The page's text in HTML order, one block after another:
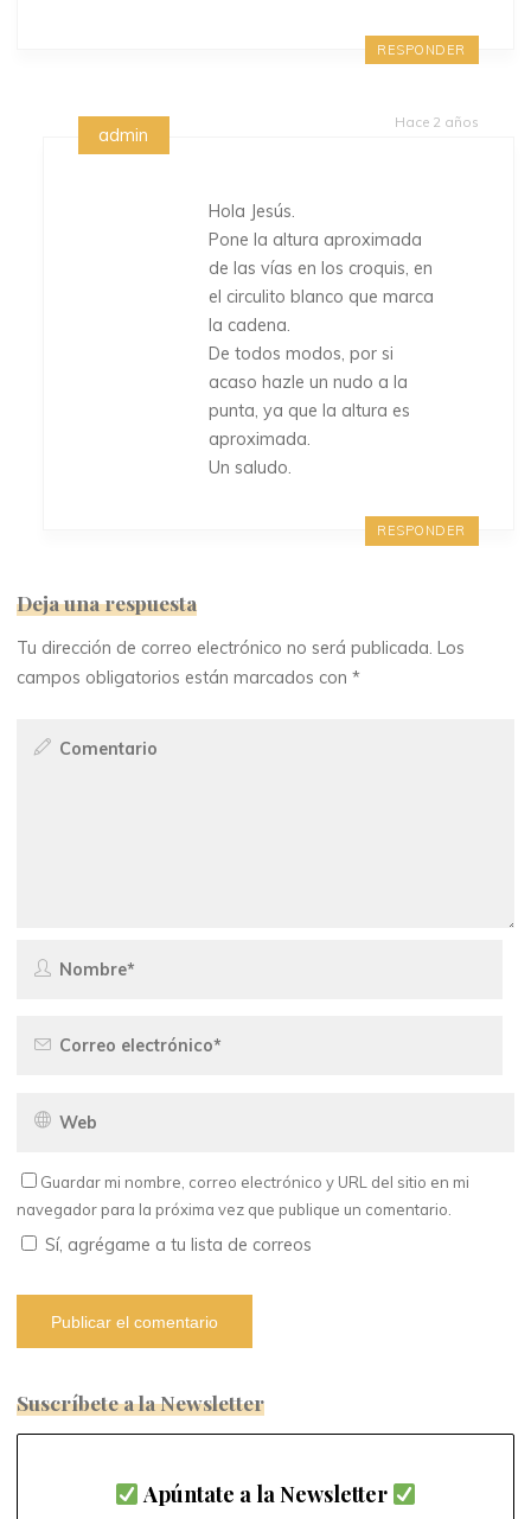
RESPONDER
Hace 2 años
admin
Hola Jesús.
Pone la altura aproximada
de las vías en los croquis, en
el circulito blanco que marca
la cadena.
De todos modos, por si
acaso hazle un nudo a la
punta, ya que la altura es
aproximada.
Un saludo.
RESPONDER
Deja una respuesta
Tu dirección de correo electrónico no será publicada. Los
campos obligatorios están marcados con*
Guardar mi nombre, correo electrónico y URL del sitio en mi
navegador para la próxima vez que publique un comentario.
Sí, agrégame a tu lista de correos
Suscríbete a la Newsletter
Apúntate a la Newsletter